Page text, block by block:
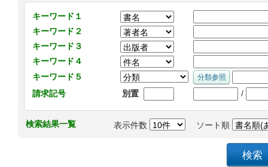
キーワード１
キーワード２
キーワード３
キーワード４
キーワード５
請求記号
別置 /
検索結果一覧 表示件数 ソート順